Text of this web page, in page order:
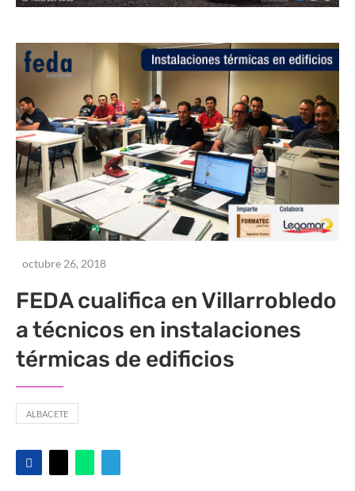
octubre 26, 2018
FEDA cualifica en Villarrobledo
a técnicos en instalaciones
térmicas de edificios
ALBACETE